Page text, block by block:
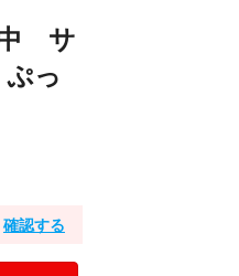
サ
っ
確認する